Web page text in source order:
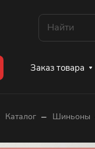
Заказ товара
Каталог – Шиньоны